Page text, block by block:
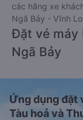
các hãng xe
Ngã Bảy - Vĩnh
Đặt vé máy
Ngã Bảy
Ứng dụng đặt
Tàu hoả và